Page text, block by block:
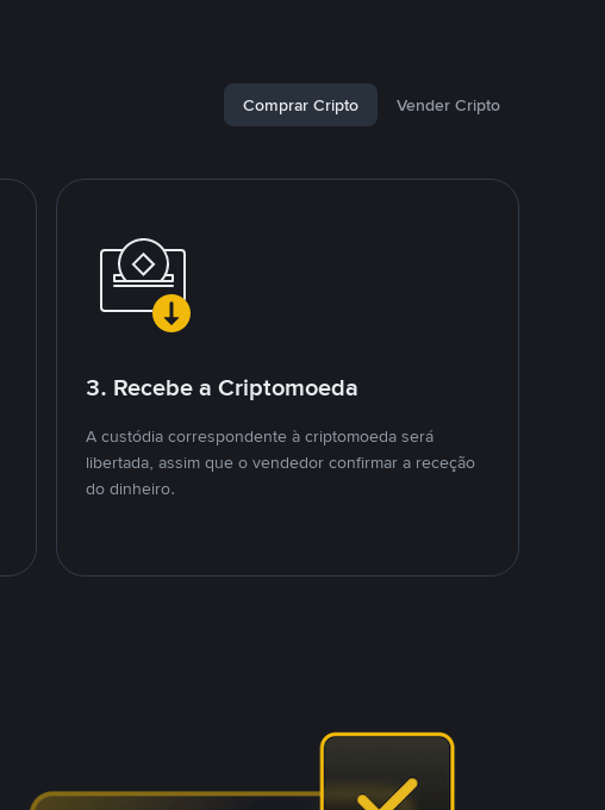
Comprar Cripto Vender Cripto
3. Recebe a Criptomoeda
A custódia correspondente à criptomoeda será
libertada, assim que o vendedor confirmar a receção
do dinheiro.